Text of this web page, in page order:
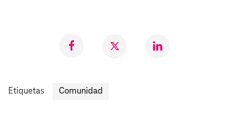
Compartir
Compartir
Compartr
Etiquetas
Comunidad